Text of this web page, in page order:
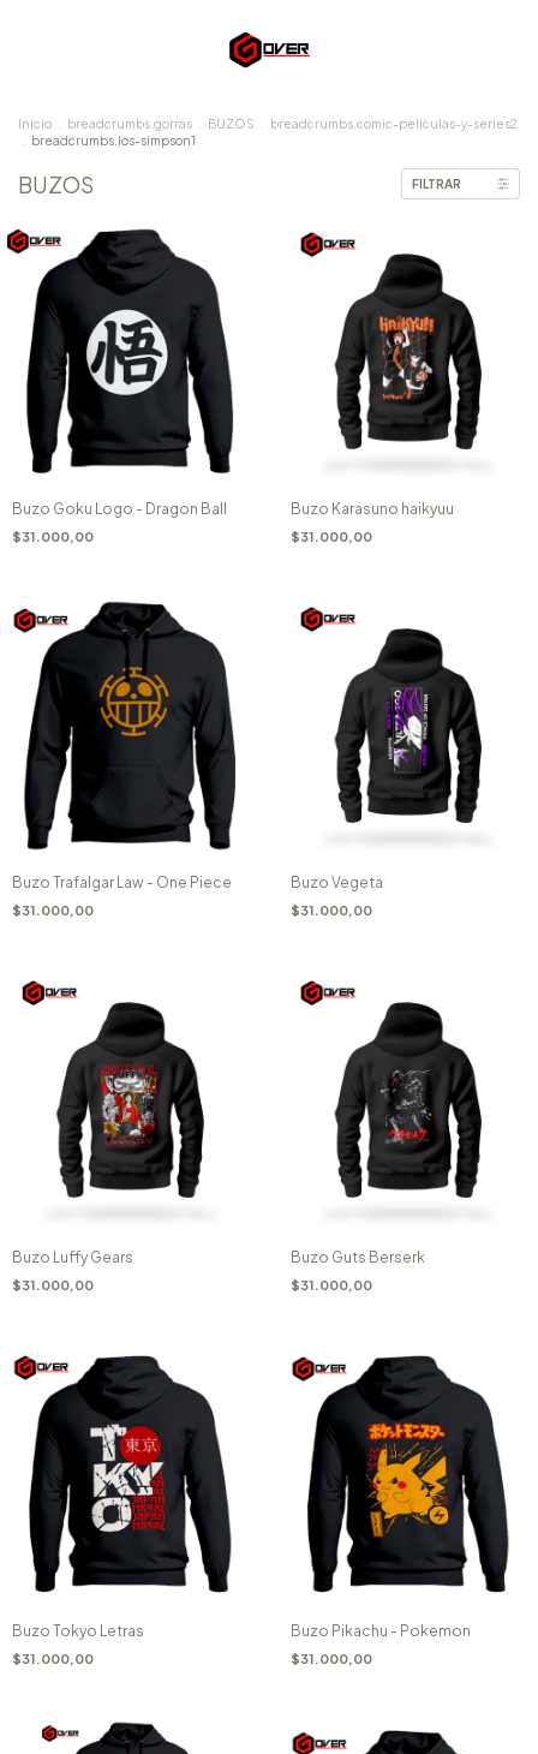
Inicio breadcrumbs.gorras BUZOS
breadcrumbs.comic-peliculas-y-series2
breadcrumbs.los-simpson1
BUZOS FILTRAR
Buzo Goku Logo - Dragon Ball
$31.000,00
Buzo Karasuno haikyuu
$31.000,00
Buzo Trafalgar Law - One Piece
$31.000,00
Buzo Vegeta
$31.000,00
Buzo Luffy Gears
$31.000,00
Buzo Guts Berserk
$31.000,00
Buzo Tokyo Letras
$31.000,00
Buzo Pikachu - Pokemon
$31.000,00